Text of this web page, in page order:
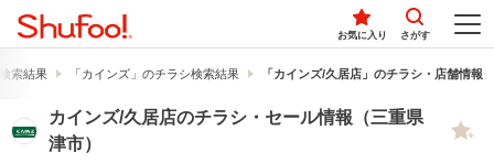
お気に入り さがす
索結果 「カインズ」のチラシ検索結果 「カインズ/久居店」のチラシ・店舗情報
カインズ/久居店のチラシ・セール情報（三重県
津市）